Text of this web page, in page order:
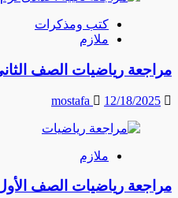
كتب ومذكرات
ملازم
مراجعة رياضيات الصف الثاني
mostafa 12/18/2025
ملازم
مراجعة رياضيات الصف الأول